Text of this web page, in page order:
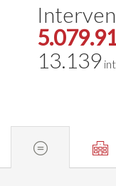
13.139